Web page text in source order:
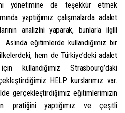
yönetimine de teşekkür etmek
yaptığımız çalışmalarda adalet
analizini yaparak, bunlarla ilgili
eğitimlerde kullandığımız bir
hem de Türkiye’deki adalet
kullandığımız Strasbourg’daki
HELP kurslarımız var.
gerçekleştirdiğimiz eğitimlerimizin
pratiğini yaptığımız ve çeşitli